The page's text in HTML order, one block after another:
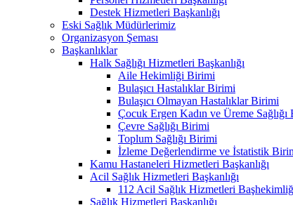
Destek Hizmetleri Başkanlığı
Eski Sağlık Müdürlerimiz
Organizasyon Şeması
Başkanlıklar
Halk Sağlığı Hizmetleri Başkanlığı
Aile Hekimliği Birimi
Bulaşıcı Hastalıklar Birimi
Bulaşıcı Olmayan Hastalıklar Birimi
Çocuk Ergen Kadın ve Üreme Sağlığı
Çevre Sağlığı Birimi
Toplum Sağlığı Birimi
İzleme Değerlendirme ve İstatistik
Kamu Hastaneleri Hizmetleri Başkanlığı
Acil Sağlık Hizmetleri Başkanlığı
112 Acil Sağlık Hizmetleri
Sağlık Hizmetleri Başkanlığı